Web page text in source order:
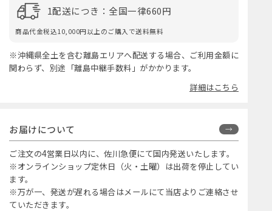
1配送につき：全国一律660円
商品代金税込10,000円以上のご購入で送料無料
※沖縄県全土を含む離島エリアへ配送する場合、ご利用金額に
関わらず、別途「離島中継手数料」がかかります。
詳細はこちら
お届けについて
ご注文の4営業日以内に、佐川急便にて国内発送いたします。
※オンラインショップ定休日（火・土曜）は出荷を停止してい
ます。
※万が一、発送が遅れる場合はメールにて当店よりご連絡させ
ていただきます。